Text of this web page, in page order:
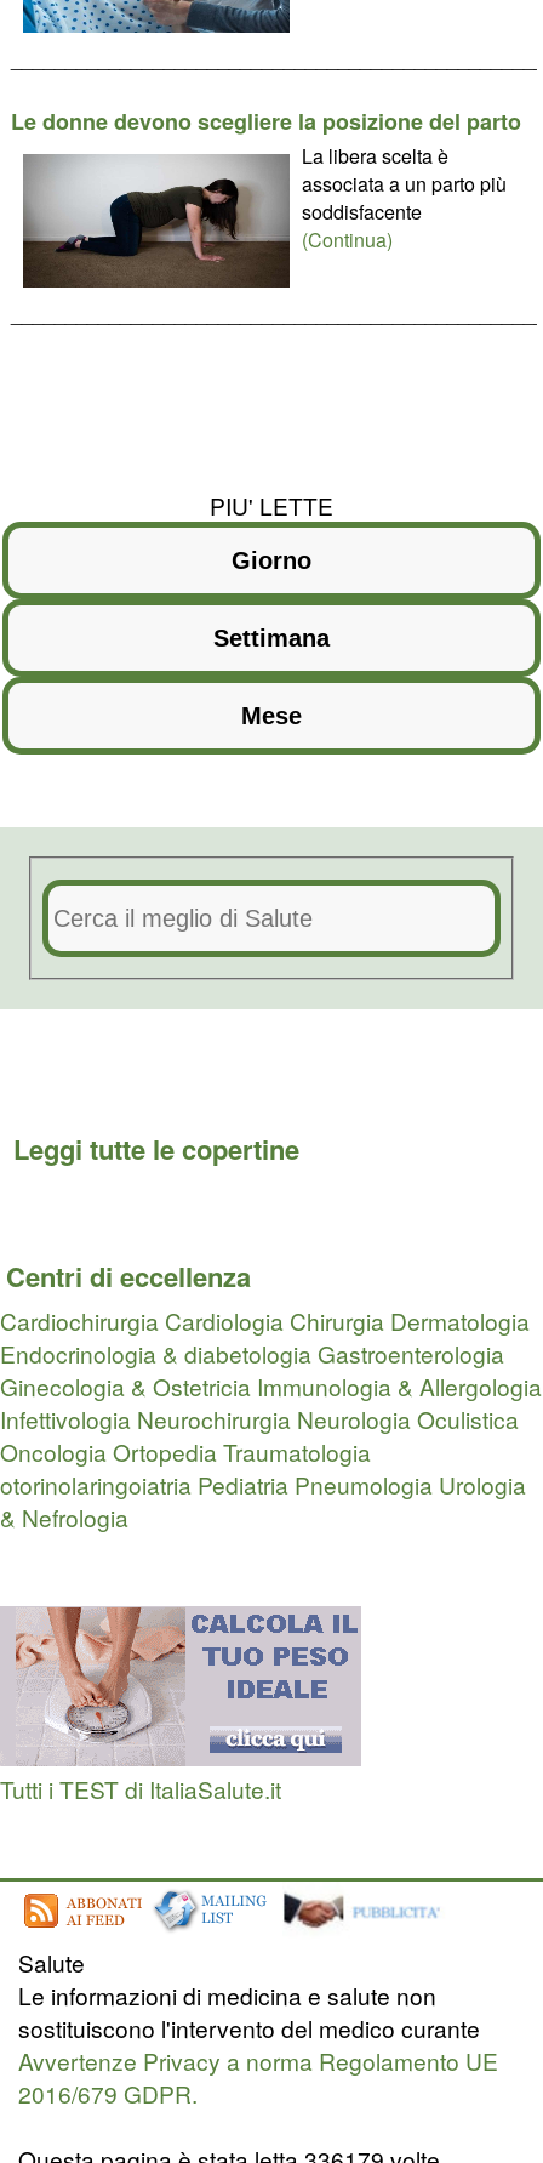
Le donne devono scegliere la posizione del parto
La libera scelta è
associata a un parto più
soddisfacente
(Continua)
PIU' LETTE
Leggi tutte le copertine
Centri di eccellenza
Cardiochirurgia Cardiologia Chirurgia Dermatologia
Endocrinologia & diabetologia Gastroenterologia
Ginecologia & Ostetricia Immunologia & Allergologia
Infettivologia Neurochirurgia NeurologiaOculistica
OncologiaOrtopedia Traumatologia
otorinolaringoiatria Pediatria Pneumologia Urologia
& Nefrologia
Tutti i TEST di ItaliaSalute.it
Salute
Le informazioni di medicina e salute non
sostituiscono l'intervento del medico curante
Avvertenze Privacy a norma Regolamento UE
2016/679 GDPR.